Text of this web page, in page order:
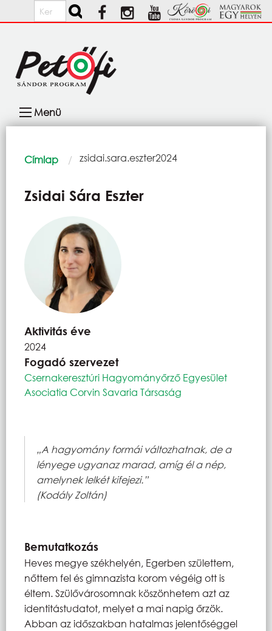
Ugrás a tartalomra
Keresés
navigáció
Menü
Morzsa
Címlap Current:
zsidai.sara.eszter2024
Zsidai Sára Eszter
Aktivitás éve
2024
Fogadó szervezet
Csernakeresztúri Hagyományőrző Egyesület
Asociatia Corvin Savaria Társaság
„A hagyomány formái változhatnak, de a
lényege ugyanaz marad, amíg él a nép,
amelynek lelkét kifejezi.”
(Kodály Zoltán)
Bemutatkozás
Heves megye székhelyén, Egerben születtem,
nőttem fel és gimnazista korom végéig ott is
éltem. Szülővárosomnak köszönhetem azt az
identitástudatot, melyet a mai napig őrzök.
Abban az időszakban hatalmas jelentőséggel